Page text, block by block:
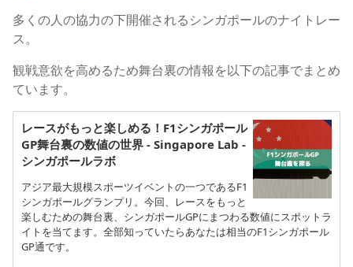
多くの人の協力の下開催されるシンガポールのナイトレー
ス。
観戦意欲を高めるため舞台裏の情報を以下の記事でまとめ
ています。
レースがもっと楽しめる！F1シンガポール
GP舞台裏の数値の世界 - Singapore Lab -
シンガポールラボ
アジア最大規模スポーツイベントの一つであるF1
シンガポールグランプリ。今回、レースをもっと
楽しむための舞台裏、シンガポールGPにまつわる数値にスポットラ
イトを当てます。全部知っていたらあなたは相当のF1シンガポール
GP通です。